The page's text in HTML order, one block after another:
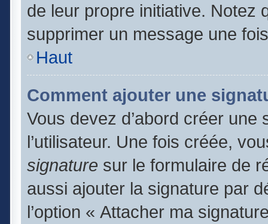
de leur propre initiative. Notez
supprimer un message une
Haut
Comment ajouter une
Vous devez d’abord créer
l’utilisateur. Une fois créée,
signature sur le formulaire de
aussi ajouter la signature par
l’option « Attacher ma